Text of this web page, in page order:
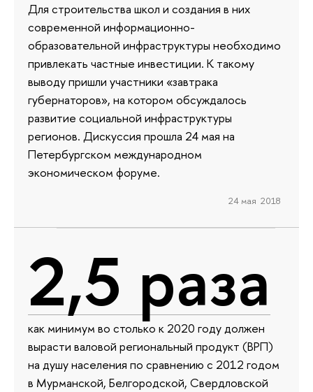
Для строительства школ и создания в них
современной информационно-
образовательной инфраструктуры необходимо
привлекать частные инвестиции. К такому
выводу пришли участники «завтрака
губернаторов», на котором обсуждалось
развитие социальной инфраструктуры
регионов. Дискуссия прошла 24 мая на
Петербургском международном
экономическом форуме.
24 мая 2018
2,5 раза
как минимум во столько к 2020 году должен
вырасти валовой региональный продукт (ВРП)
на душу населения по сравнению с 2012 годом
в Мурманской, Белгородской, Свердловской